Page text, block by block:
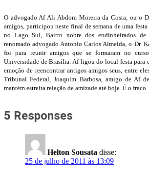
O advogado Af Ali Abdom Moreira da Costa, ou o
amigos, participou neste final de semana de uma
no Lago Sul, Bairro nobre dos endinheirados de
renomado advogado Antonio Carlos Almeida, o Dr.
foi para reunir amigos que se formaram no
Universidade de Brasília. Af ligou do local festa para
emoção de reencontrar antigos amigos seus, entre
Tribunal Federal, Joaquim Barbosa, amigo de Af
mantém estreita relação de amizade até hoje. É o fraco.
5 Responses
Helton Sousata disse:
25 de julho de 2011 às 13:09